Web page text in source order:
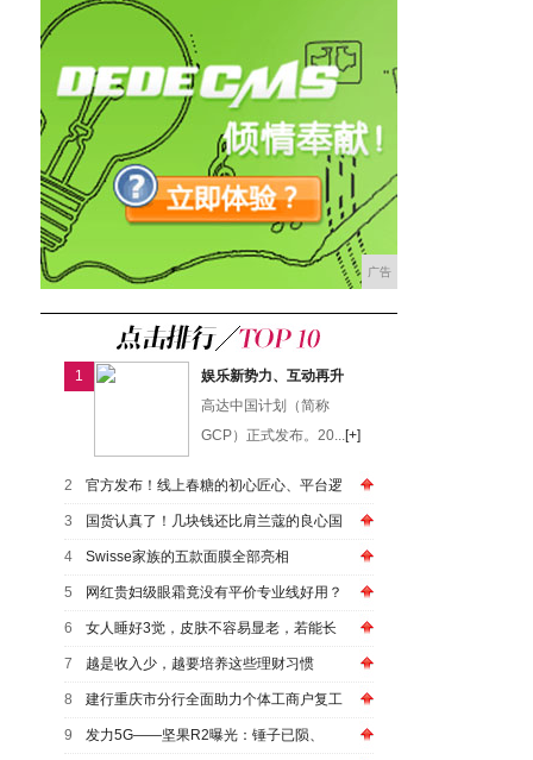
广告
1
娱乐新势力、互动再升
高达中国计划（简称
GCP）正式发布。20...[+]
2 官方发布！线上春糖的初心匠心、平台逻
3 国货认真了！几块钱还比肩兰蔻的良心国
4 Swisse家族的五款面膜全部亮相
5 网红贵妇级眼霜竟没有平价专业线好用？
6 女人睡好3觉，皮肤不容易显老，若能长
7 越是收入少，越要培养这些理财习惯
8 建行重庆市分行全面助力个体工商户复工
9 发力5G——坚果R2曝光：锤子已陨、